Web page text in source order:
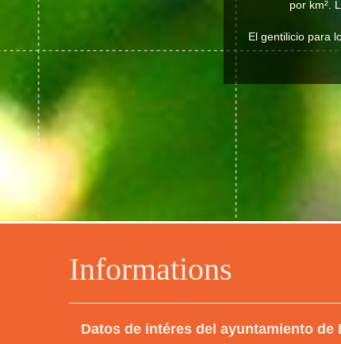
Informations
Datos de intéres del ayuntamiento de
por km².
El gentilicio para